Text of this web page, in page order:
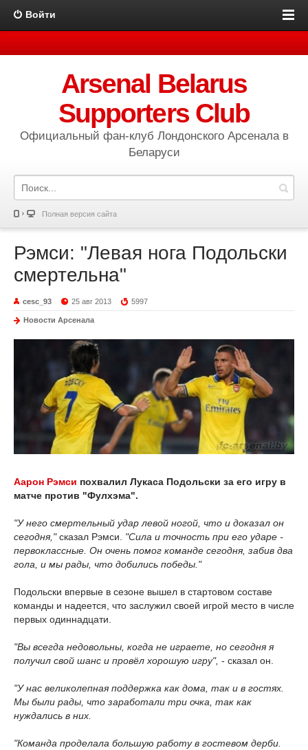
Войти
Arsenal Belarus
Supporters Club
Официальный фан-клуб Лондонского Арсенала в
Беларуси
Полная версия сайта
Рэмси: "Левая нога Подольски
смертельна"
cesc_93 25 авг 2013 5997
Новости Арсенала
Аарон Рэмси похвалил Лукаса Подольски за его игру в
матче против "Фулхэма".
"У него смертельный удар левой ногой, что и доказал он
сегодня,"сказал Рэмси. "Сила и точность при его ударе -
первоклассные. Он очень помог команде сегодня, забив два
гола, и мы рады, что добились победы."
Подольски впервые в сезоне вышел в стартовом составе
команды и надеется, что заслужил своей игрой место в числе
первых одиннадцати.
"Вы всегда недовольны, когда не играете, но сегодня я
получил свой шанс и провёл хорошую игру", - сказал он.
"У нас великолепная поддержка как дома, так и в гостях.
Мы были рады, что заработали три очка, так как
нуждались в них.
"Команда проделала большую работу в гостевом дерби.